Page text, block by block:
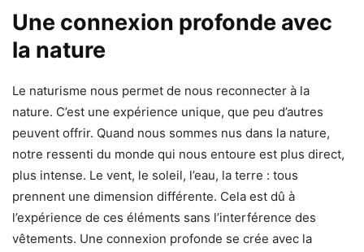
Une connexion profonde avec
la nature
Le naturisme nous permet de nous reconnecter à la
nature. C’est une expérience unique, que peu d’autres
peuvent offrir. Quand nous sommes nus dans la nature,
notre ressenti du monde qui nous entoure est plus direct,
plus intense. Le vent, le soleil, l’eau, la terre : tous
prennent une dimension différente. Cela est dû à
l’expérience de ces éléments sans l’interférence des
vêtements. Une connexion profonde se crée avec la